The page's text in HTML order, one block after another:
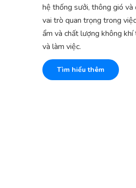
hệ thống sưởi, thông gió và
vai trò quan trọng trong
ẩm và chất lượng không
và làm việc.
Tìm hiểu thêm